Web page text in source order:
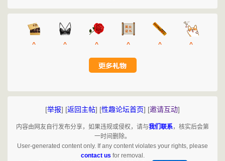
^ ^ ^ ^ ^ ^
[举报] [返回主帖] [性趣论坛首页] [邀请互动]
内容由网友自行发布分享，如果违规或侵权，请与我们联系，核实后会第
一时间删除。
User-generated content only. If any content violates your rights, please
contact us for removal.